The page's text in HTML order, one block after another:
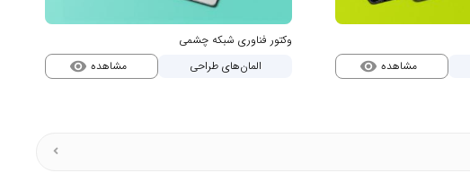
مشاهده visibility
وکتور فناوری شبکه چشمی
المان‌های طراحی
مشاهده visibility